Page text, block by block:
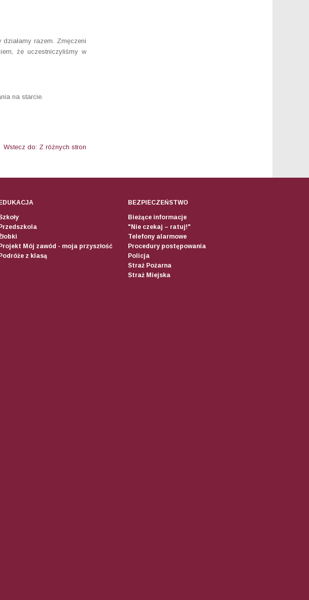
razem. Zmęczeni
że uczestniczyliśmy w
na starcie.
Wstecz do: Z różnych stron
Mój zawód - moja przyszłość
z klasą
BEZPIECZEŃSTWO
Bieżące informacje
"Nie czekaj – ratuj!"
Telefony alarmowe
Procedury postępowania
Policja
Straż Pożarna
Straż Miejska